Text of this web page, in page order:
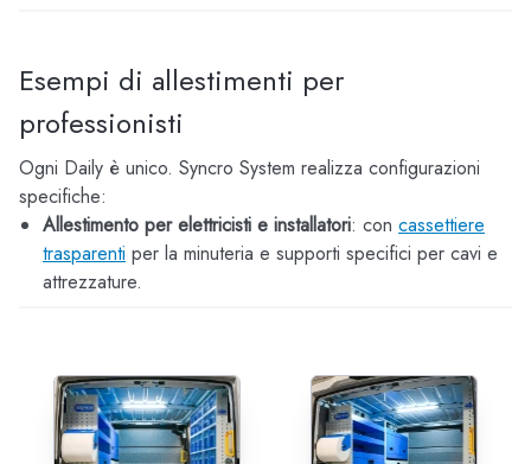
Esempi di allestimenti per
professionisti
Ogni Daily è unico. Syncro System realizza configurazioni
specifiche:
Allestimento per elettricisti e installatori: con cassettiere
trasparenti per la minuteria e supporti specifici per cavi e
attrezzature.